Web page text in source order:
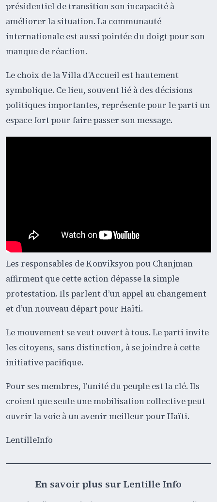
présidentiel de transition son incapacité à
améliorer la situation. La communauté
internationale est aussi pointée du doigt pour son
manque de réaction.
Le choix de la Villa d’Accueil est hautement
symbolique. Ce lieu, souvent lié à des décisions
politiques importantes, représente pour le parti un
espace fort pour faire passer son message.
Les responsables de Konviksyon pou Chanjman
affirment que cette action dépasse la simple
protestation. Ils parlent d’un appel au changement
et d’un nouveau départ pour Haïti.
Le mouvement se veut ouvert à tous. Le parti invite
les citoyens, sans distinction, à se joindre à cette
initiative pacifique.
Pour ses membres, l’unité du peuple est la clé. Ils
croient que seule une mobilisation collective peut
ouvrir la voie à un avenir meilleur pour Haïti.
LentilleInfo
En savoir plus sur Lentille Info